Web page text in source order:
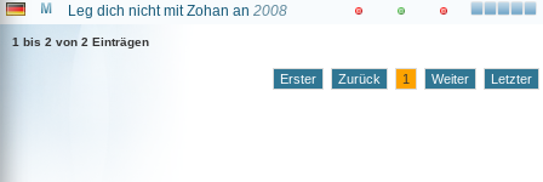
Leg dich nicht mit Zohan an 2008
1 bis 2 von 2 Einträgen
Erster Zurück 1 Weiter Letzter